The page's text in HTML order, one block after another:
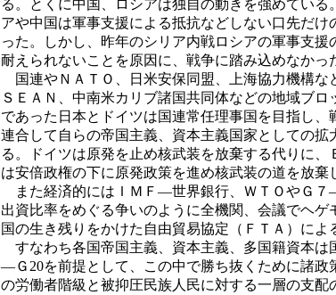
る。とくに中国、ロシアは独自の動きを強めてい
アや中国は軍事支援による抵抗などしない口先だ
った。しかし、昨年のシリア内戦ロシアの軍事支
耐えられないことを原因に、戦争に踏み込めなかっ
国連やＮＡＴＯ、日米安保同盟、上海協力機構な
ＳＥＡＮ、中南米カリブ諸国共同体などの地域ブ
であった日本とドイツは国連常任理事国を目指し
連合して自らの帝国主義、資本主義国家としての
る。ドイツは原発を止め核武装を放棄する代りに
は安倍政権の下に原発政策を進め核武装の道を放棄
また経済的にはＩＭＦ―世界銀行、ＷＴＯやＧ７
出資比率をめぐる争いのように全機関、会議でヘ
国の生き残りをかけた自由貿易協定（ＦＴＡ）によ
すなわち各国帝国主義、資本主義、多国籍資本は
―Ｇ20を前提として、この中で勝ち抜くために諸政
の労働者階級と被抑圧民族人民に対する一層の支